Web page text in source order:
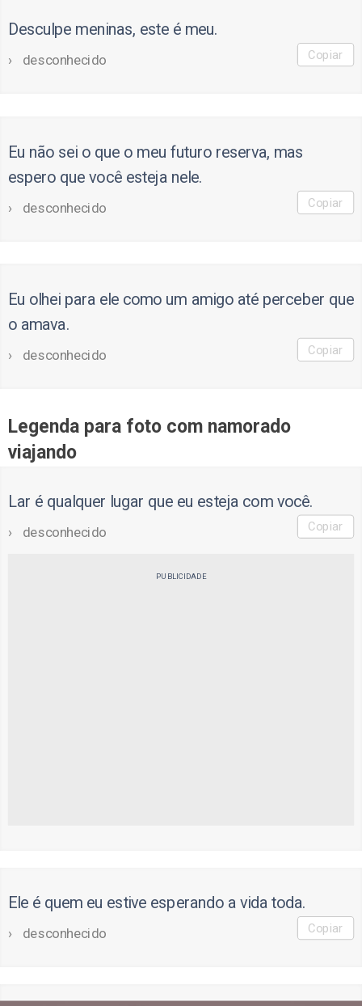
Desculpe meninas, este é meu.
desconhecido Copiar
Eu não sei o que o meu futuro reserva, mas
espero que você esteja nele.
desconhecido Copiar
Eu olhei para ele como um amigo até perceber que
o amava.
desconhecido Copiar
Legenda para foto com namorado
viajando
Lar é qualquer lugar que eu esteja com você.
desconhecido Copiar
PUBLICIDADE
Ele é quem eu estive esperando a vida toda.
desconhecido Copiar